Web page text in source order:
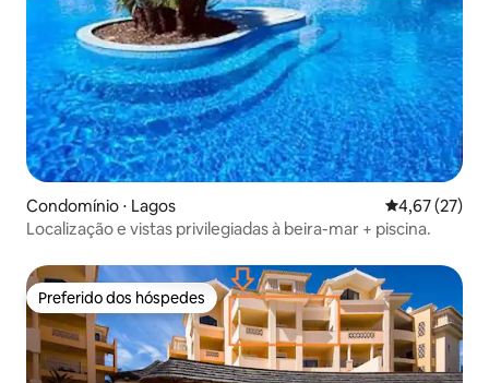
Condomínio ⋅ Lagos 4,67 de uma
4,67 (27)
Localização e vistas privilegiadas à beira-mar + piscina.
Preferido dos hóspedes
Preferido dos hóspedes